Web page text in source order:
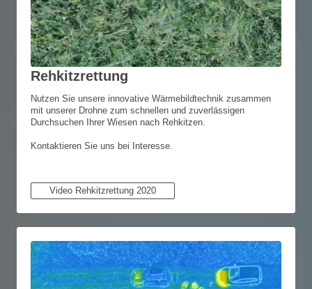
Rehkitzrettung
Nutzen Sie unsere innovative Wärmebildtechnik zusammen
mit unserer Drohne zum schnellen und zuverlässigen
Durchsuchen Ihrer Wiesen nach Rehkitzen.
Kontaktieren Sie uns bei Interesse.
Video Rehkitzrettung 2020